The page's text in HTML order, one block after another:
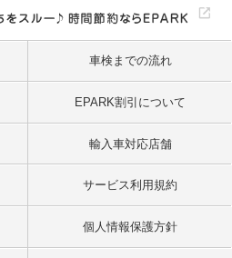
車検までの流れ
EPARK割引について
輸入車対応店舗
サービス利用規約
個人情報保護方針